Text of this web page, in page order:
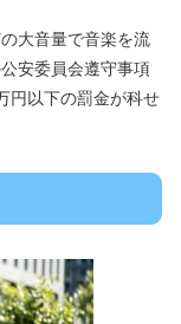
大音量で音楽を流
安委員会遵守事項
円以下の罰金が科せ